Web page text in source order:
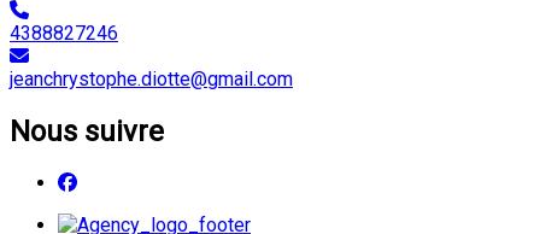
4388827246
jeanchrystophe.diotte@gmail.com
Nous suivre